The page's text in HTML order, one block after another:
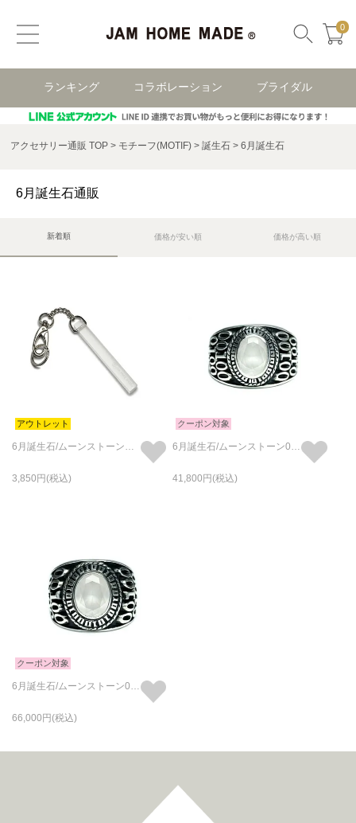
0
ランキング コラボレーション ブライダル
アクセサリー通販 TOP モチーフ(MOTIF) 誕生石 6月誕生石
6月誕生石通販
価格が安い順 価格が高い順
新着順
アウトレット
6月誕生石/ムーンストーンホテルキーホルダー・キーチェーンS/カラビナタイプ
3,850
クーポン対象
6月誕生石/ムーンストーン0010ハイブリッドカレッジリングS/指輪
41,800
クーポン対象
6月誕生石/ムーンストーン0010ハイブリッドカレッジリングM/指輪
66,000